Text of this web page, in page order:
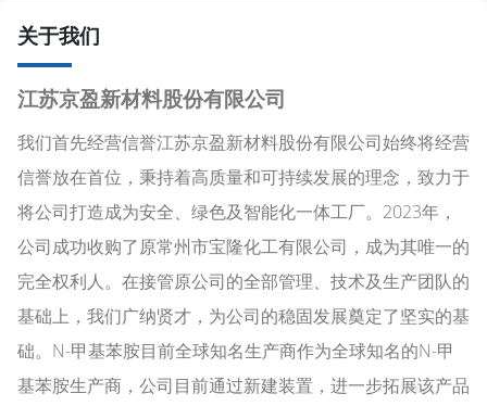
关于我们
江苏京盈新材料股份有限公司
我们首先经营信誉江苏京盈新材料股份有限公司始终将经营
信誉放在首位，秉持着高质量和可持续发展的理念，致力于
将公司打造成为安全、绿色及智能化一体工厂。2023年，
公司成功收购了原常州市宝隆化工有限公司，成为其唯一的
完全权利人。在接管原公司的全部管理、技术及生产团队的
基础上，我们广纳贤才，为公司的稳固发展奠定了坚实的基
础。N-甲基苯胺目前全球知名生产商作为全球知名的N-甲
基苯胺生产商，公司目前通过新建装置，进一步拓展该产品